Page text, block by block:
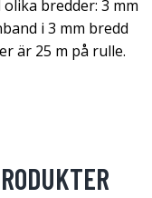
bredder: 3 mm
i 3 mm bredd
är 25 m på rulle.